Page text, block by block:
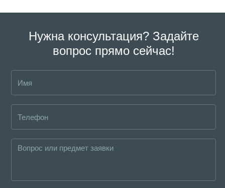
Нужна консультация? Задайте
вопрос прямо сейчас!